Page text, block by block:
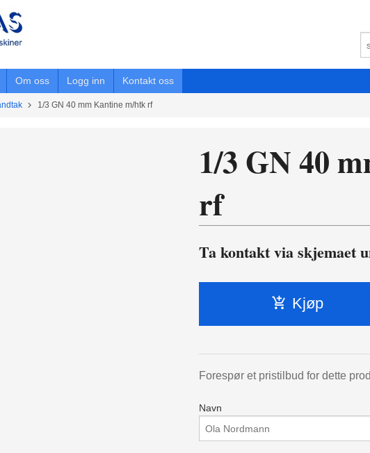
Om oss Logg inn Kontakt oss
1/3 GN 40 mm Kantine m/htk rf
1/3 GN 40
rf
Ta kontakt via skjemaet
Kjøp
Forespør et pristilbud for dette
Navn